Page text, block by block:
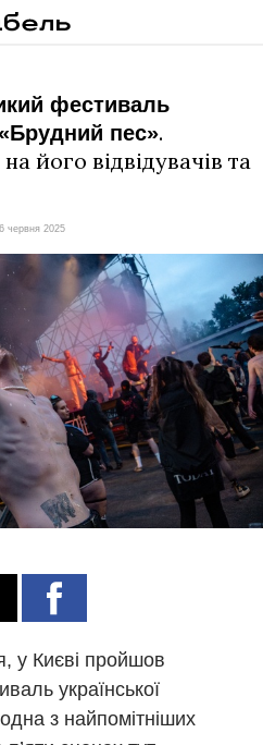
фестиваль
пес».
його відвідувачів та
червня 2025
у Києві пройшов
української
з найпомітніших